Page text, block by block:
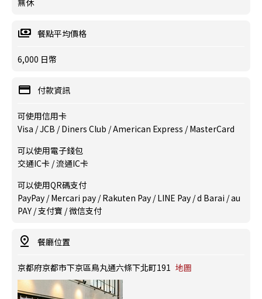
無休
餐點平均價格
6,000 日幣
付款資訊
可使用信用卡
Visa / JCB / Diners Club / American Express / MasterCard
可以使用電子錢包
交通IC卡 / 流通IC卡
可以使用QR碼支付
PayPay / Mercari pay / Rakuten Pay / LINE Pay / d Barai / au
PAY / 支付寶 / 微信支付
餐廳位置
京都府京都市下京區鳥丸通六條下北町191 地圖